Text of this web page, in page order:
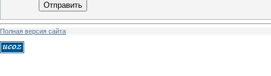
Отправить
Полная версия сайта